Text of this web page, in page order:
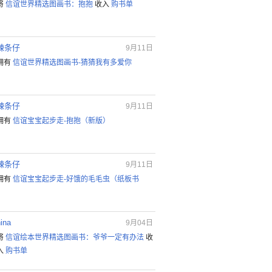
信谊世界精选图画书：抱抱 收入 购书单
条仔
9月11日
有 信谊世界精选图画书-猜猜我有多爱你
条仔
9月11日
有 信谊宝宝起步走-抱抱（新版）
条仔
9月11日
有 信谊宝宝起步走-好饿的毛毛虫（纸板书
9月04日
信谊绘本世界精选图画书：爷爷一定有办法 收
购书单